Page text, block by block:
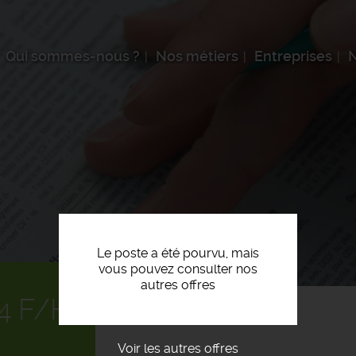
Qui sommes-nous ? Nos métiers Entreprises
Le poste a été pourvu, mais
vous pouvez consulter nos
autres offres
Voir les autres offres
F/H